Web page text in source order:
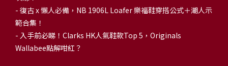
- 復古 x 懶人必備，NB 1906L Loafer 樂福鞋穿搭公式＋潮人示
範合集！
- 入手前必睇！Clarks HK人氣鞋款Top 5，Originals
Wallabee點解咁紅？